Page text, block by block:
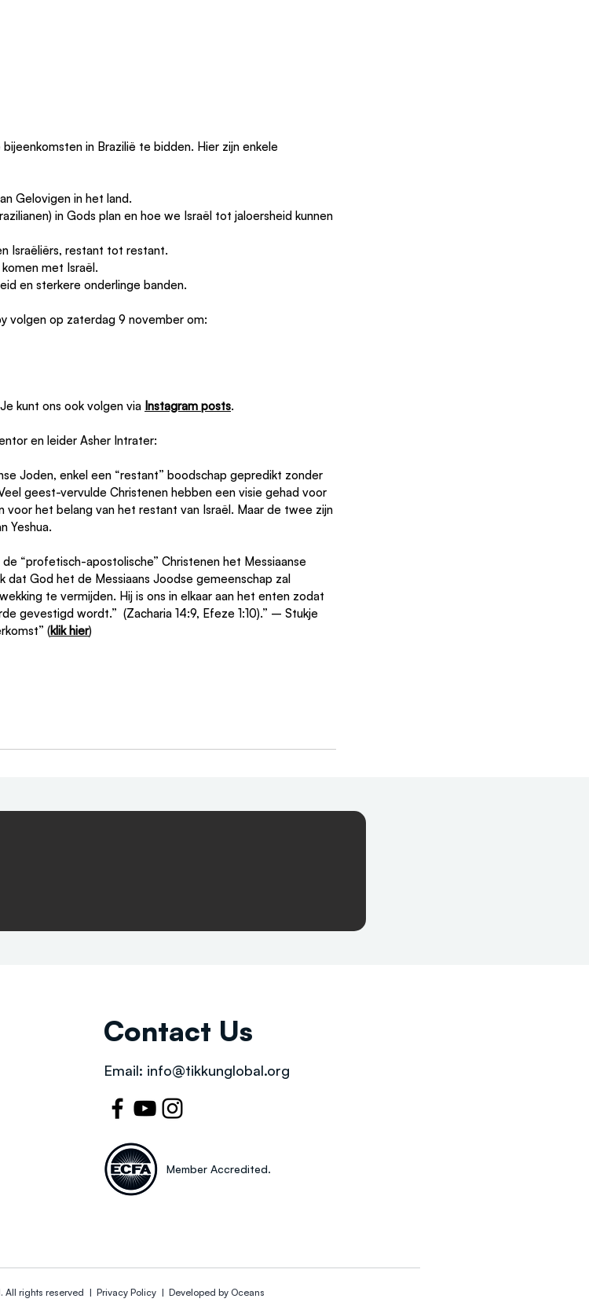
in Brazilië te bidden. Hier zijn enkele
Gelovigen in het land.
in Gods plan en hoe we Israël tot jaloersheid kunnen
Israëliërs, restant tot restant.
met Israël.
en sterkere onderlinge banden.
volgen op zaterdag 9 november om:
kunt ons ook volgen via Instagram posts.
en leider Asher Intrater:
Joden, enkel een “restant” boodschap gepredikt zonder
geest-vervulde Christenen hebben een visie gehad voor
het belang van het restant van Israël. Maar de twee zijn
Yeshua.
“profetisch-apostolische” Christenen het Messiaanse
dat God het de Messiaans Joodse gemeenschap zal
te vermijden. Hij is ons in elkaar aan het enten zodat
gevestigd wordt.”  (Zacharia 14:9, Efeze 1:10).” – Stukje
(klik hier)
Contact Us
Email: info@tikkunglobal.org
Member Accredited.
. All rights reserved | Privacy Policy | Developed by Oceans